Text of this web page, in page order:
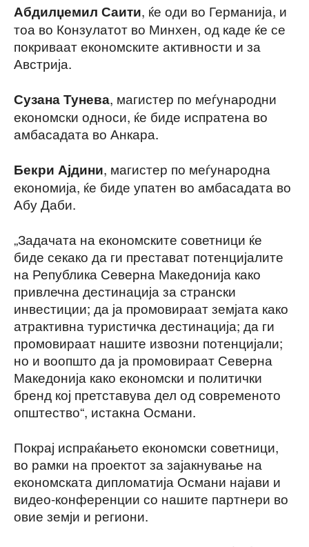
Абдилџемил Саити, ќе оди во Германија, и
тоа во Конзулатот во Минхен, од каде ќе се
покриваат економските активности и за
Австрија.
Сузана Тунева, магистер по меѓународни
економски односи, ќе биде испратена во
амбасадата во Анкара.
Бекри Ајдини, магистер по меѓународна
економија, ќе биде упатен во амбасадата во
Абу Даби.
„Задачата на економските советници ќе
биде секако да ги престават потенцијалите
на Република Северна Македонија како
привлечна дестинација за странски
инвестиции; да ја промовираат земјата како
атрактивна туристичка дестинација; да ги
промовираат нашите извозни потенцијали;
но и воопшто да ја промовираат Северна
Македонија како економски и политички
бренд кој претставува дел од современото
општество“, истакна Османи.
Покрај испраќањето економски советници,
во рамки на проектот за зајакнување на
економската дипломатија Османи најави и
видео-конференции со нашите партнери во
овие земји и региони.